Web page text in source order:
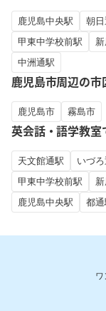
鹿児島中央駅 朝
甲東中学校前駅
中洲通駅
鹿児島市周辺の市
鹿児島市 霧島市
英会話・語学教室
天文館通駅 いづ
甲東中学校前駅
鹿児島中央駅
都